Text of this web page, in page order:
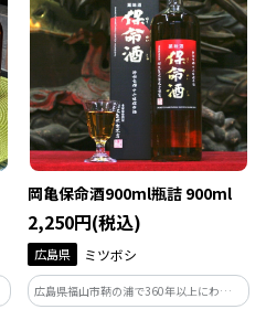
岡亀保命酒900ml瓶詰 900ml
2,250円(税込)
広島県 ミツボシ
広島県福山市鞆の浦で360年以上にわたり
造り続けられている特産品「保命酒」。